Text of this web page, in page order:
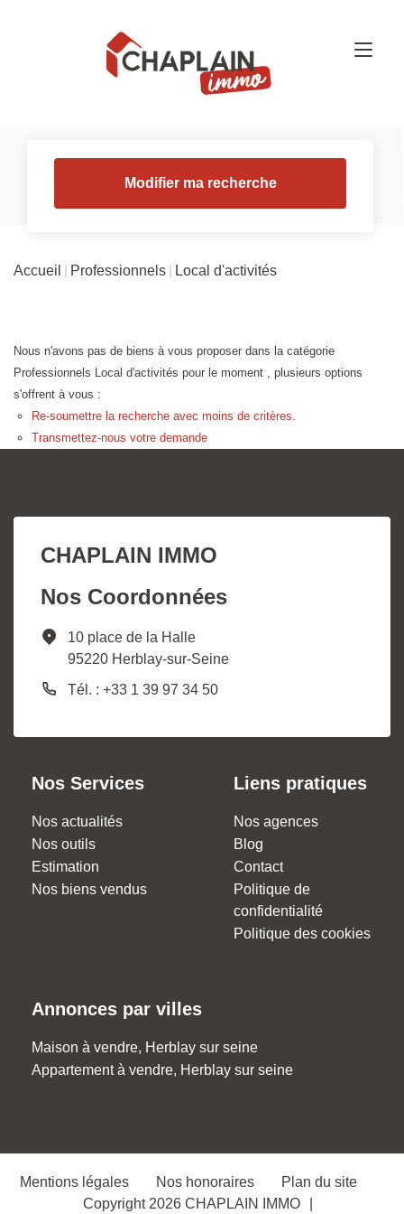
Modifier ma recherche
Accueil Professionnels Local d'activités
Nous n'avons pas de biens à vous proposer dans la catégorie
Professionnels Local d'activités pour le moment , plusieurs options
s'offrent à vous :
Re-soumettre la recherche avec moins de critères.
Transmettez-nous votre demande
CHAPLAIN IMMO
Nos Coordonnées
10 place de la Halle
95220 Herblay-sur-Seine
Tél. : +33 1 39 97 34 50
Nos Services
Nos actualités
Nos outils
Estimation
Nos biens vendus
Liens pratiques
Nos agences
Blog
Contact
Politique de
confidentialité
Politique des cookies
Annonces par villes
Maison à vendre, Herblay sur seine
Appartement à vendre, Herblay sur seine
Mentions légales Nos honoraires
Plan du site
Copyright 2026 CHAPLAIN IMMO